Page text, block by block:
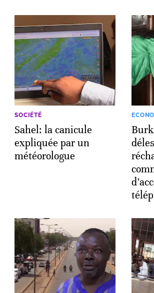
SOCIÉTÉ
Sahel: la canicule
expliquée par un
météorologue